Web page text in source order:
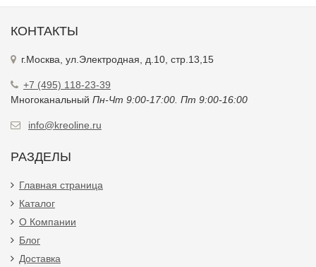
КОНТАКТЫ
г.Москва, ул.Электродная, д.10, стр.13,15
+7 (495) 118-23-39
Многоканальный Пн-Чт 9:00-17:00. Пт 9:00-16:00
info@kreoline.ru
РАЗДЕЛЫ
Главная страница
Каталог
О Компании
Блог
Доставка